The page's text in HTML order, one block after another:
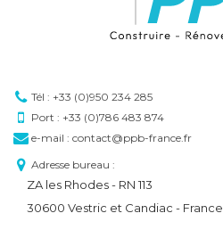
Tél : +33 (0)950 234 285
Port : +33 (0)786 483 874
e-mail : contact@ppb-france.fr
Adresse bureau :
ZA les Rhodes - RN 113
30600 Vestric et Candiac - France